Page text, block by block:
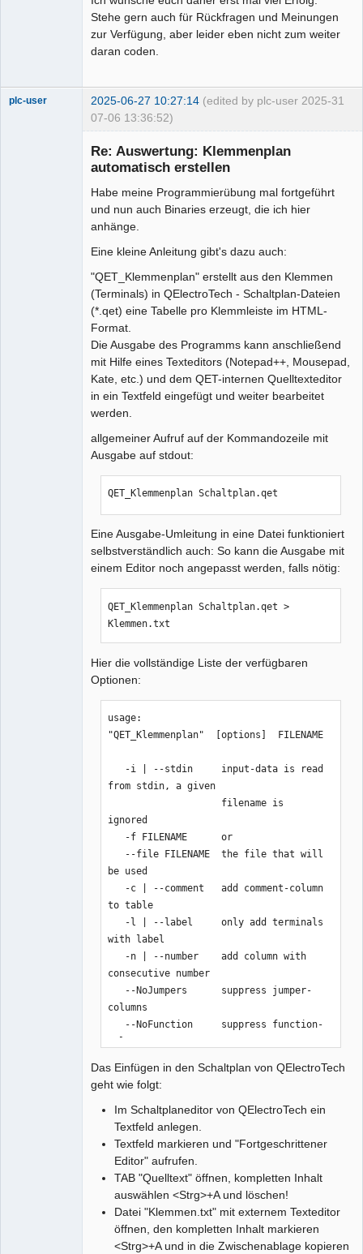
Stehe gern auch für Rückfragen und Meinungen
zur Verfügung, aber leider eben nicht zum weiter
daran coden.
31
plc-user 2025-06-27 10:27:14 (edited by plc-user 2025-
07-06 13:36:52)
Re: Auswertung: Klemmenplan
automatisch erstellen
Habe meine Programmierübung mal fortgeführt
und nun auch Binaries erzeugt, die ich hier
anhänge.
Eine kleine Anleitung gibt's dazu auch:
"QET_Klemmenplan" erstellt aus den Klemmen
(Terminals) in QElectroTech - Schaltplan-Dateien
(*.qet) eine Tabelle pro Klemmleiste im HTML-
Format.
Die Ausgabe des Programms kann anschließend
mit Hilfe eines Texteditors (Notepad++, Mousepad,
Kate, etc.) und dem QET-internen Quelltexteditor
in ein Textfeld eingefügt und weiter bearbeitet
werden.
allgemeiner Aufruf auf der Kommandozeile mit
Ausgabe auf stdout:
QET_Klemmenplan Schaltplan.qet
Eine Ausgabe-Umleitung in eine Datei funktioniert
selbstverständlich auch: So kann die Ausgabe mit
einem Editor noch angepasst werden, falls nötig:
QET_Klemmenplan Schaltplan.qet >
Klemmen.txt
Hier die vollständige Liste der verfügbaren
Optionen:
usage:
"QET_Klemmenplan"  [options]  FILENAME
from stdin, a given
ignored
be used
to table
with label
consecutive number
columns
column
column
Das Einfügen in den Schaltplan von QElectroTech
geht wie folgt:
Im Schaltplaneditor von QElectroTech ein
Textfeld anlegen.
Textfeld markieren und "Fortgeschrittener
Editor" aufrufen.
TAB "Quelltext" öffnen, kompletten Inhalt
auswählen <Strg>+A und löschen!
Datei "Klemmen.txt" mit externem Texteditor
öffnen, den kompletten Inhalt markieren
<Strg>+A und in die Zwischenablage kopieren